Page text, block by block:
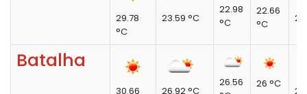
29.78
°C
23.59 °C
22.98
°C
22.66
°C
Batalha
30.66
26.92 °C
26.56
26 °C